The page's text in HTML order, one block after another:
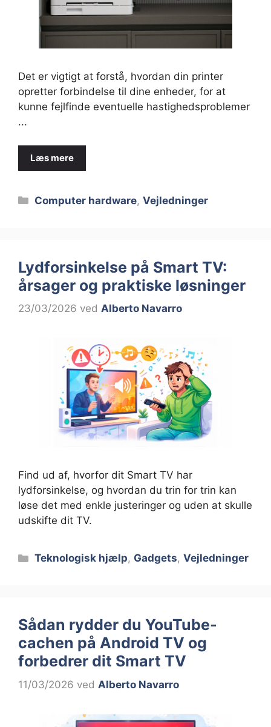
Det er vigtigt at forstå, hvordan din printer
opretter forbindelse til dine enheder, for at
kunne fejlfinde eventuelle hastighedsproblemer
...
Læs mere
Kategorier
Computer hardware,Vejledninger
Lydforsinkelse på Smart TV:
årsager og praktiske løsninger
23/03/2026 ved Alberto Navarro
Find ud af, hvorfor dit Smart TV har
lydforsinkelse, og hvordan du trin for trin kan
løse det med enkle justeringer og uden at skulle
udskifte dit TV.
Kategorier
Teknologisk hjælp, Gadgets,Vejledninger
Sådan rydder du YouTube-
cachen på Android TV og
forbedrer dit Smart TV
11/03/2026 ved Alberto Navarro